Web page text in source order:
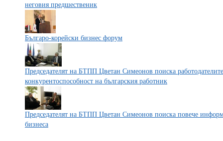
неговия предшественик
Българо-корейски бизнес форум
Председателят на БТПП Цветан Симеонов поиска
конкурентоспособност на българския работник
Председателят на БТПП Цветан Симеонов поиска повече
бизнеса